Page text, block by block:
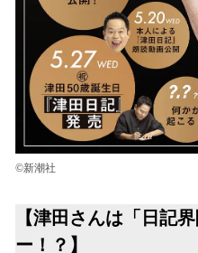
©新潮社
【津田さんは「日記
ー！？】